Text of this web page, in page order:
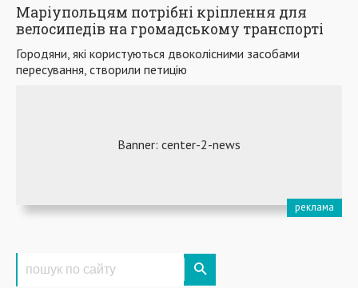
Маріупольцям потрібні кріплення для
велосипедів на громадському транспорті
Городяни, які користуються двоколісними засобами
пересування, створили петицію